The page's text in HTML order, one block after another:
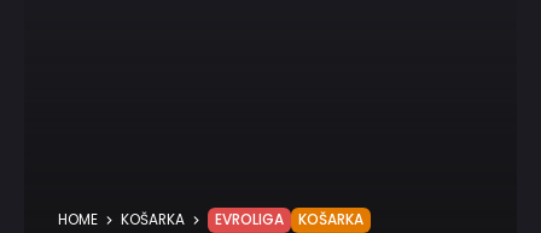
HOME KOŠARKA EVROLIGA KOŠARKA